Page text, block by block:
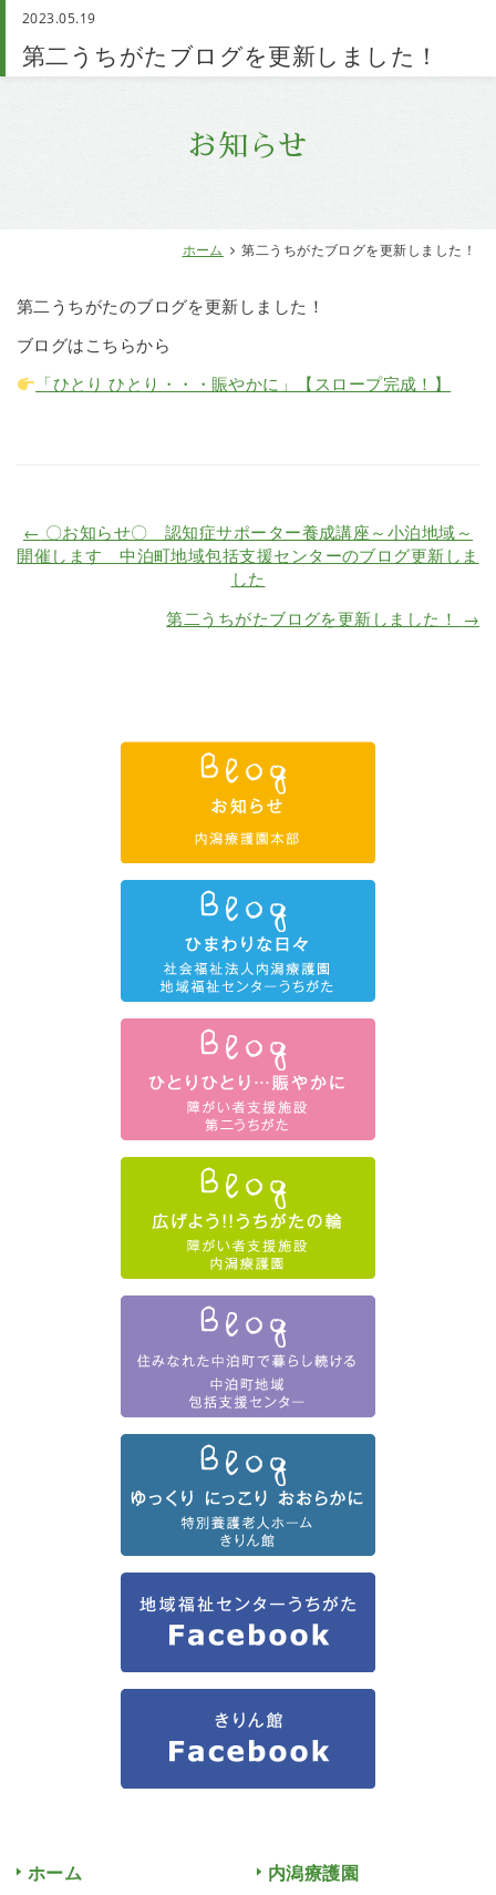
お知らせ
ホーム 第二うちがたブログを更新しました！
2023.05.19
第二うちがたブログを更新しました！
第二うちがたのブログを更新しました！
ブログはこちらから
「ひとり ひとり・・・賑やかに」【スロープ完成！】
← 〇お知らせ〇 認知症サポーター養成講座～小泊地域～
開催します 中泊町地域包括支援センターのブログ更新しま
した
第二うちがたブログを更新しました！
→
ホーム 内潟療護園